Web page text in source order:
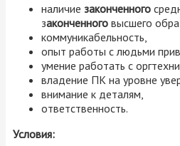
наличие законченного
законченного высшего
коммуникабельность,
опыт работы с людьми
умение работать с
владение ПК на уровне
внимание к деталям,
ответственность.
Условия: